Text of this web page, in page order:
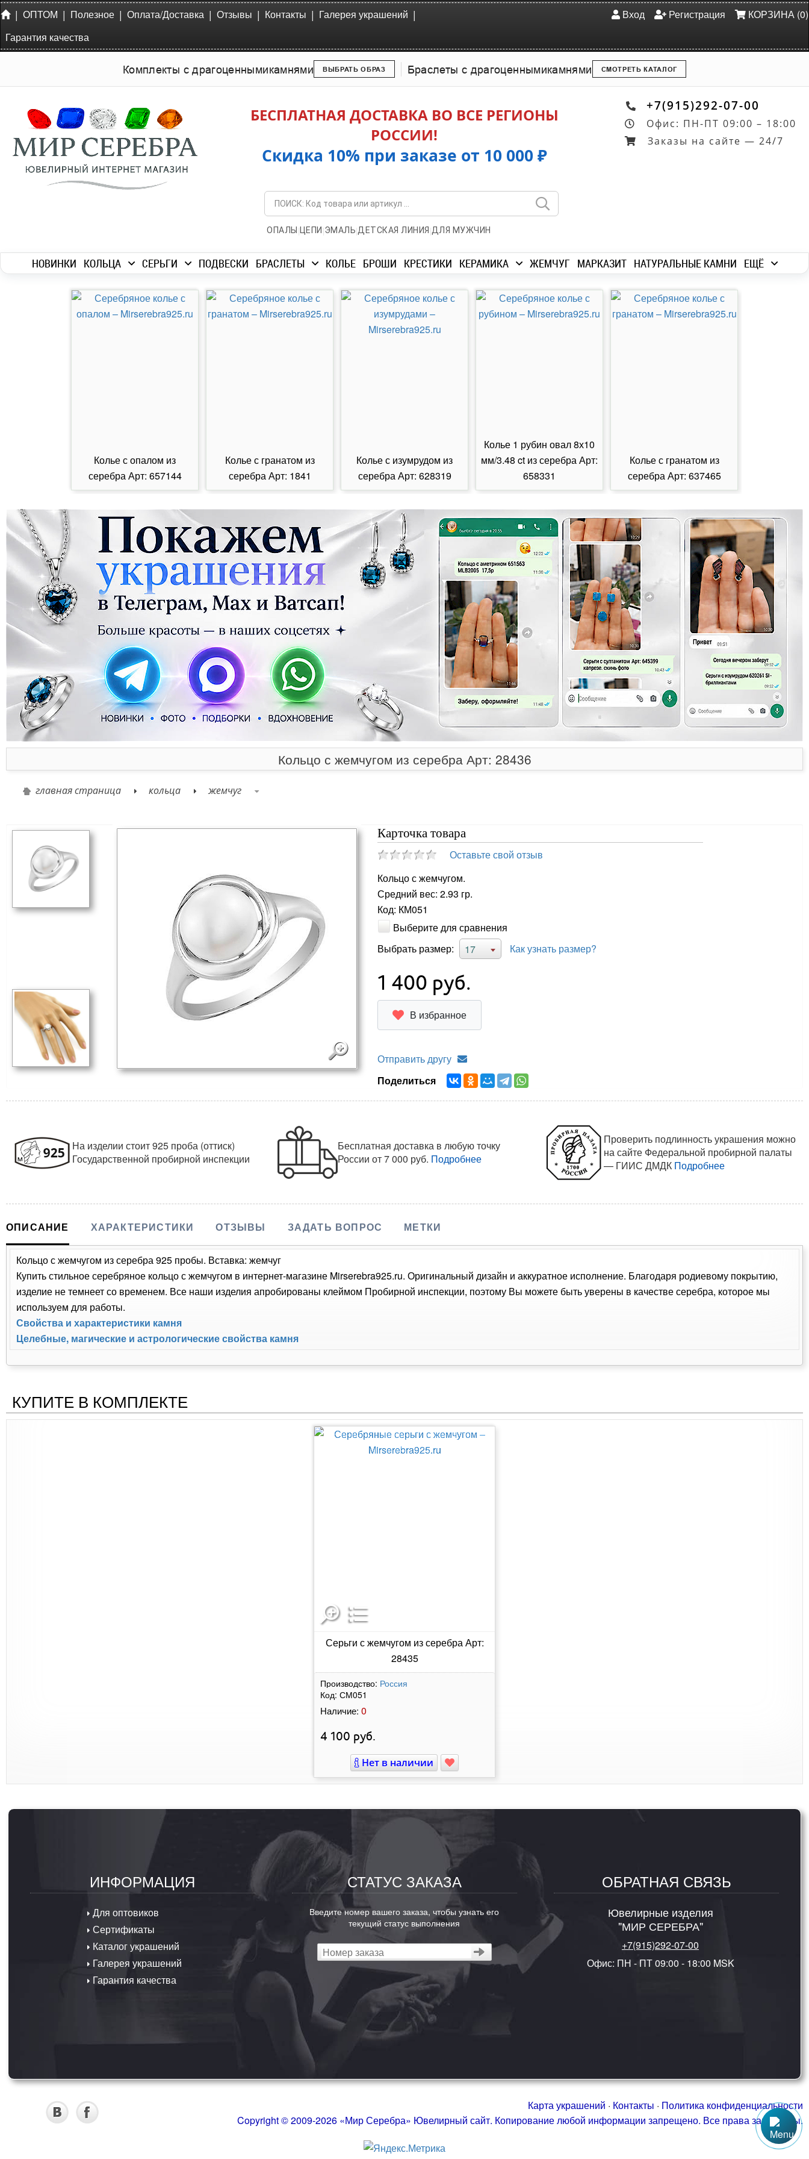
| ОПТОМ | Полезное | Оплата/Доставка | Отзывы | Контакты | Галерея украшений |
Гарантия качества
Вход Регистрация КОРЗИНА (0)
Комплекты с драгоценнымикамнями ВЫБРАТЬ ОБРАЗ Браслеты с драгоценнымикамнями СМОТРЕТЬ КАТАЛОГ
БЕСПЛАТНАЯ ДОСТАВКА ВО ВСЕ РЕГИОНЫ
РОССИИ!
Скидка 10% при заказе от 10 000 ₽
ОПАЛЫ | ЦЕПИ |ЭМАЛЬ|ДЕТСКАЯ ЛИНИЯ |ДЛЯ МУЖЧИН
+7(915)292-07-00
Офис: ПН-ПТ 09:00 – 18:00
Заказы на сайте — 24/7
НОВИНКИ КОЛЬЦА СЕРЬГИ ПОДВЕСКИ БРАСЛЕТЫ КОЛЬЕ БРОШИ КРЕСТИКИ КЕРАМИКА ЖЕМЧУГ МАРКАЗИТ НАТУРАЛЬНЫЕ КАМНИ ЕЩЁ
Колье с опалом из
серебра Арт: 657144
Колье с гранатом из
серебра Арт: 1841
Колье с изумрудом из
серебра Арт: 628319
Колье 1 рубин овал 8х10
мм/3.48 ct из серебра Арт:
658331
Колье с гранатом из
серебра Арт: 637465
Кольцо с жемчугом из серебра Арт: 28436
главная страница кольца жемчуг
Карточка товара
Оставьте свой отзыв
Кольцо с жемчугом.
Средний вес: 2.93 гр.
Код: КМ051
Выберите для сравнения
Выбрать размер:
17 Как узнать размер?
1 400 руб.
В избранное
Отправить другу
Поделиться
На изделии стоит 925 проба (оттиск)
Государственной пробирной инспекции
Бесплатная доставка в любую точку
Россииот 7 000 руб. Подробнее
Проверить подлинность украшения можно
на сайте Федеральной пробирной палаты
— ГИИС ДМДК Подробнее
ОПИСАНИЕ ХАРАКТЕРИСТИКИ ОТЗЫВЫ ЗАДАТЬ ВОПРОС МЕТКИ
Кольцо с жемчугом из серебра 925 пробы. Вставка: жемчуг
Купить стильное серебряное кольцо с жемчугом в интернет-магазине Mirserebra925.ru. Оригинальный дизайн и аккуратное исполнение. Благодаря родиевому покрытию,
изделие не темнеет со временем. Все наши изделия апробированы клеймом Пробирной инспекции, поэтому Вы можете быть уверены в качестве серебра, которое мы
используем для работы.
Свойства и характеристики камня
Целебные, магические и астрологические свойства камня
КУПИТЕ В КОМПЛЕКТЕ
Серьги с жемчугом из серебра Арт:
28435
Производство: Россия
Код: СМ051
Наличие: 0
4 100 руб.
Нет в наличии
ИНФОРМАЦИЯ
Для оптовиков
Сертификаты
Каталог украшений
Галерея украшений
Гарантия качества
СТАТУС ЗАКАЗА
Введите номер вашего заказа, чтобы узнать его
текущий статус выполнения
ОБРАТНАЯ СВЯЗЬ
Ювелирные изделия
"МИР СЕРЕБРА"
+7(915)292-07-00
Офис: ПН - ПТ 09:00 - 18:00 MSK
Карта украшений · Контакты · Политика конфиденциальности
Copyright © 2009-2026 «Мир Серебра» Ювелирный сайт. Копирование любой информации запрещено. Все права защищены.